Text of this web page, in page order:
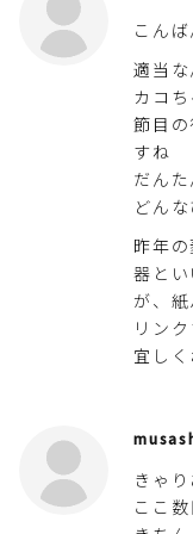
こん
適当
カコ
節目
すね
だん
どん
昨年
器と
が、
リン
宜し
きゃ
ここ